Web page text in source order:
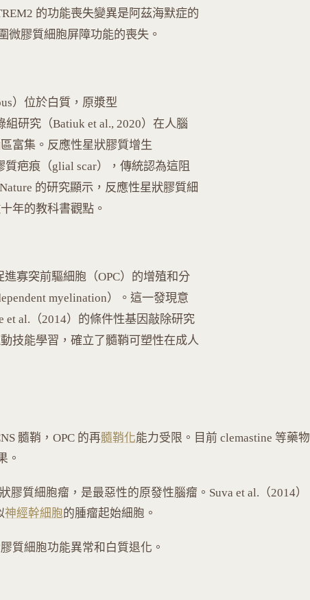
的功能喪失變異是阿茲海默症的
微膠質細胞屏障功能的喪失。
）位於白質，原漿型
組研究（Batiuk et al., 2020）在人腦
富集。反應性星狀膠質增生
質疤痕（glial scar），傳統認為這阻
的研究顯示，反應性星狀膠質細
年的教科書觀點。
寡突前驅細胞（OPC）的增殖和分
myelination）。這一發現意
al.（2014）的條件性基因敲除研究
技能學習，確立了髓鞘可塑性在成人
髓鞘，OPC 的再髓鞘化能力受限。目前 clemastine 等藥物
。
膠質細胞瘤，是最惡性的原發性腦瘤。Suva et al.（2014）
神經幹細胞的腫瘤起始細胞。
質細胞功能異常和白質退化。